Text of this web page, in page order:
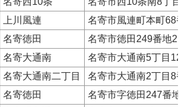
上川風連
名寄市風連町本町68
名寄徳田
名寄市徳田249番地2
名寄大通南
名寄市大通南5丁目
名寄大通南二丁目
名寄市大通南2丁目8
名寄徳田
名寄市字徳田247番